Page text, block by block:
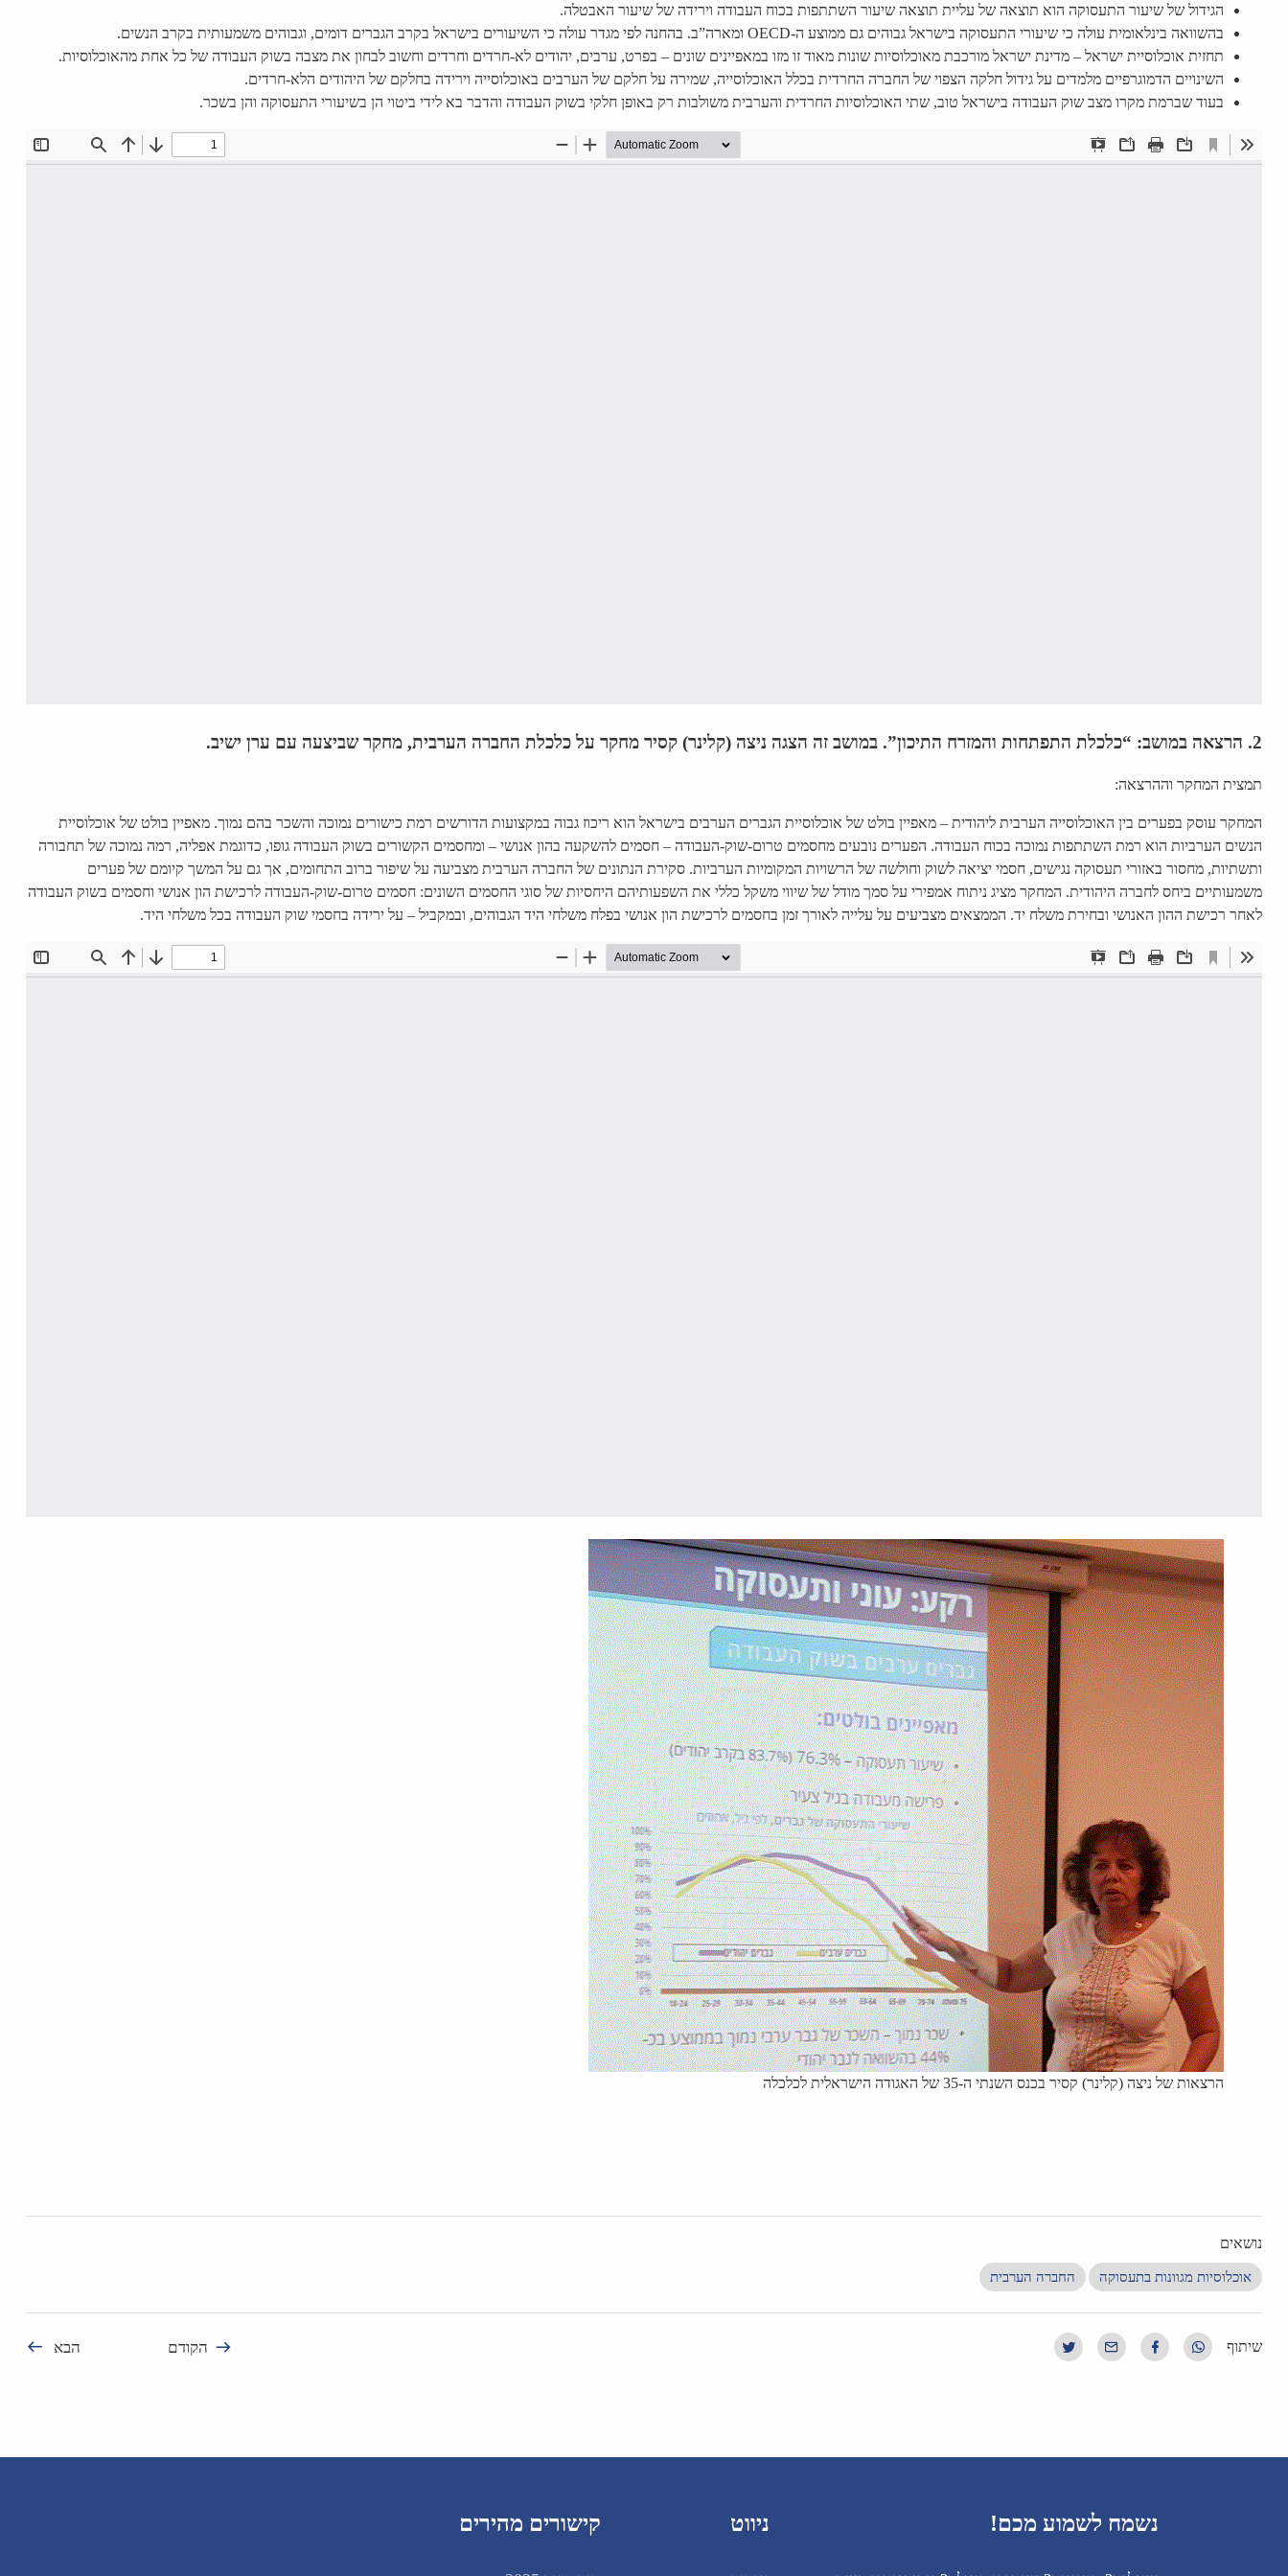
הגידול של שיעור התעסוקה הוא תוצאה של עליית תוצאה שיעור השתתפות בכוח העבודה וירידה של שיעור האבטלה.
בהשוואה בינלאומית עולה כי שיעורי התעסוקה בישראל גבוהים גם ממוצע ה-OECD ומארה”ב. בהחנה לפי מגדר עולה כי השיעורים בישראל בקרב הגברים דומים, וגבוהים משמעותית בקרב הנשים.
תחזית אוכלוסיית ישראל – מדינת ישראל מורכבת מאוכלוסיות שונות מאוד זו מזו במאפיינים שונים – בפרט, ערבים, יהודים לא-חרדים וחרדים וחשוב לבחון את מצבה בשוק העבודה של כל אחת מהאוכלוסיות.
השינויים הדמוגרפיים מלמדים על גידול חלקה הצפוי של החברה החרדית בכלל האוכלוסייה, שמירה על חלקם של הערבים באוכלוסייה וירידה בחלקם של היהודים הלא-חרדים.
בעוד שברמת מקרו מצב שוק העבודה בישראל טוב, שתי האוכלוסיות החרדית והערבית משולבות רק באופן חלקי בשוק העבודה והדבר בא לידי ביטוי הן בשיעורי התעסוקה והן בשכר.
2. הרצאה במושב: “כלכלת התפתחות והמזרח התיכון”. במושב זה הצגה ניצה (קלינר) קסיר מחקר על כלכלת החברה הערבית, מחקר שביצעה עם ערן ישיב.
תמצית המחקר וההרצאה:
המחקר עוסק בפערים בין האוכלוסייה הערבית ליהודית – מאפיין בולט של אוכלוסיית הגברים הערבים בישראל הוא ריכוז גבוה במקצועות הדורשים רמת כישורים נמוכה והשכר בהם נמוך. מאפיין בולט של אוכלוסיית
הנשים הערביות הוא רמת השתתפות נמוכה בכוח העבודה. הפערים נובעים מחסמים טרום-שוק-העבודה – חסמים להשקעה בהון אנושי – ומחסמים הקשורים בשוק העבודה גופו, כדוגמת אפליה, רמה נמוכה של תחבורה
ותשתיות, מחסור באזורי תעסוקה נגישים, חסמי יציאה לשוק וחולשה של הרשויות המקומיות הערביות. סקירת הנתונים של החברה הערבית מצביעה על שיפור ברוב התחומים, אך גם על המשך קיומם של פערים
משמעותיים ביחס לחברה היהודית. המחקר מציג ניתוח אמפירי על סמך מודל של שיווי משקל כללי את השפעותיהם היחסיות של סוגי החסמים השונים: חסמים טרום-שוק-העבודה לרכישת הון אנושי וחסמים בשוק העבודה
לאחר רכישת ההון האנושי ובחירת משלח יד. הממצאים מצביעים על עלייה לאורך זמן בחסמים לרכישת הון אנושי בפלח משלחי היד הגבוהים, ובמקביל – על ירידה בחסמי שוק העבודה בכל משלחי היד.
הרצאות של ניצה (קלינר) קסיר בכנס השנתי ה-35 של האגודה הישראלית לכלכלה
נושאים
אוכלוסיות מגוונות בתעסוקה החברה הערבית
שיתוף הקודם הבא
נשמח לשמוע מכם! ניווט קישורים מהירים